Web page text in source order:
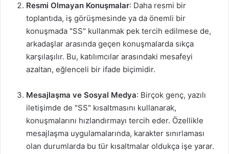
Resmi Olmayan Konuşmalar: Daha resmi bir
toplantıda, iş görüşmesinde ya da önemli bir
konuşmada "SS" kullanmak pek tercih edilmese de,
arkadaşlar arasında geçen konuşmalarda sıkça
karşılaşılır. Bu, katılımcılar arasındaki mesafeyi
azaltan, eğlenceli bir ifade biçimidir.
Mesajlaşma ve Sosyal Medya: Birçok genç, yazılı
iletişimde de "SS" kısaltmasını kullanarak,
konuşmalarını hızlandırmayı tercih eder. Özellikle
mesajlaşma uygulamalarında, karakter sınırlaması
olan durumlarda bu tür kısaltmalar oldukça işe yarar.